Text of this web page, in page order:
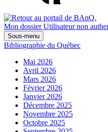
Mon dossier Utilisateur non
Sous-menu
Bibliographie du Québec
Mai 2026
Avril 2026
Mars 2026
Février 2026
Janvier 2026
Décembre 2025
Novembre 2025
Octobre 2025